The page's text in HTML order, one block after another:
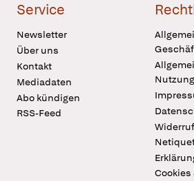
Service
Newsletter
Über uns
Kontakt
Mediadaten
Abo kündigen
RSS-Feed
Cookies